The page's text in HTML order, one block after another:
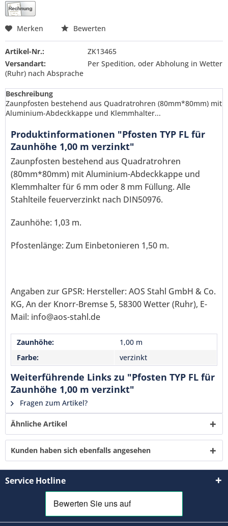
Ich habe dieDatenschutzerklärunggelesen,
Senden
Merken Bewerten
Artikel-Nr.:
ZK13465
Versandart:
Per Spedition, oder Abholung in Wetter
(Ruhr) nach Absprache
Beschreibung
Zaunpfosten bestehend aus Quadratrohren (80mm*80mm) mit
Aluminium-Abdeckkappe und Klemmhalter...
Produktinformationen "Pfosten TYP FL für
Zaunhöhe 1,00 m verzinkt"
Zaunpfosten bestehend aus Quadratrohren
(80mm*80mm) mit Aluminium-Abdeckkappe und
Klemmhalter für 6 mm oder 8 mm Füllung. Alle
Stahlteile feuerverzinkt nach DIN50976.
Zaunhöhe: 1,03 m.
Pfostenlänge: Zum Einbetonieren 1,50 m.
Angaben zur GPSR: Hersteller: AOS Stahl GmbH & Co.
KG, An der Knorr-Bremse 5, 58300 Wetter (Ruhr), E-
Mail: info@aos-stahl.de
Zaunhöhe:
1,00 m
Farbe:
verzinkt
Weiterführende Links zu "Pfosten TYP FL für
Zaunhöhe 1,00 m verzinkt"
Fragen zum Artikel?
Ähnliche Artikel
Kunden haben sich ebenfalls angesehen
Service Hotline